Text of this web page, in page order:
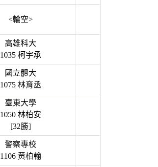
<輪空>
高雄科大
1035 柯宇承
國立體大
1075 林育丞
臺東大學
1050 林柏安
[32勝]
警察專校
1106 黃柏翰